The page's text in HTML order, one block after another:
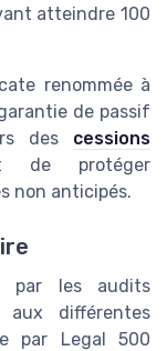
atteindre 100
renommée à
de passif
des cessions
de protéger
non anticipés.
par les audits
différentes
par Legal 500